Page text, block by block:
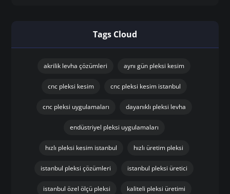
Tags Cloud
akrilik levha çözümleri aynı gün pleksi kesim
cnc pleksi kesim cnc pleksi kesim istanbul
cnc pleksi uygulamaları dayanıklı pleksi levha
endüstriyel pleksi uygulamaları
hızlı pleksi kesim istanbul hızlı üretim pleksi
istanbul pleksi çözümleri istanbul pleksi üretici
istanbul özel ölçü pleksi kaliteli pleksi üretimi